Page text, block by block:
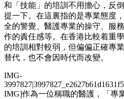
和「技能」的培訓不用擔心，反
提一下。在這裏指的是專業態度
全的警覺、醫護專業的操守、服
作的責任感等。在香港比較着重
的培訓相對較弱，但偏偏正確專
替代，也不會因時代而改變。
IMG-
IMG]作為一位稱職的醫護，「專